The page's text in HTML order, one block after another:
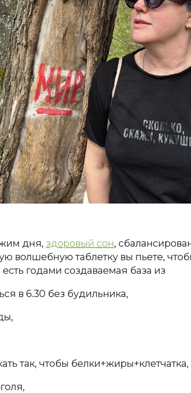
дня, здоровый сон,
волшебную таблетку вы пьете,
годами создаваемая база из
в 6.30 без будильника,
так, чтобы белки+жиры+клетчатка,